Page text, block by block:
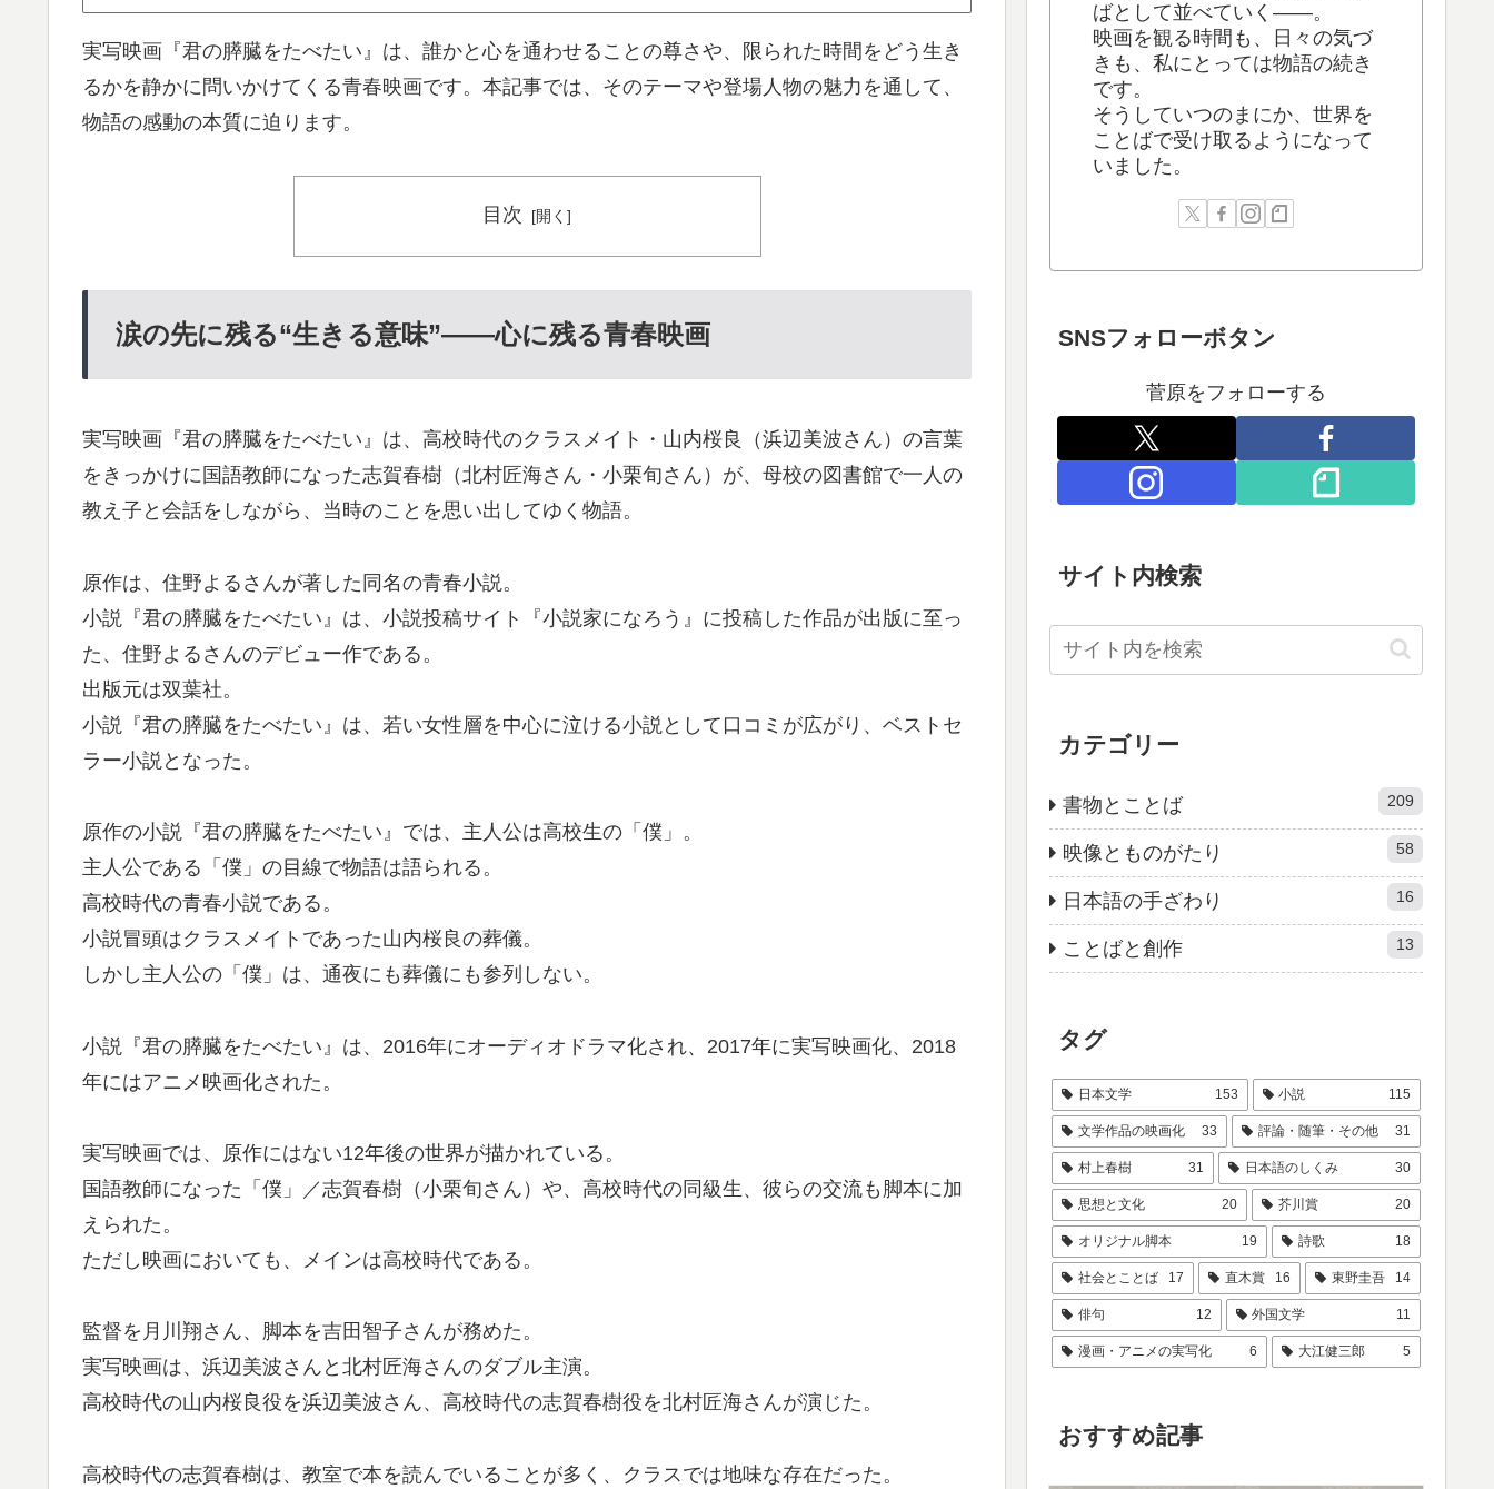
実写映画『君の膵臓をたべたい』は、誰かと心を通わせることの尊さや、限られた時間をどう生き
るかを静かに問いかけてくる青春映画です。本記事では、そのテーマや登場人物の魅力を通して、
物語の感動の本質に迫ります。
目次
涙の先に残る“生きる意味”――心に残る青春映画
実写映画『君の膵臓をたべたい』は、高校時代のクラスメイト・山内桜良（浜辺美波さん）の言葉
をきっかけに国語教師になった志賀春樹（北村匠海さん・小栗旬さん）が、母校の図書館で一人の
教え子と会話をしながら、当時のことを思い出してゆく物語。
原作は、住野よるさんが著した同名の青春小説。
小説『君の膵臓をたべたい』は、小説投稿サイト『小説家になろう』に投稿した作品が出版に至っ
た、住野よるさんのデビュー作である。
出版元は双葉社。
小説『君の膵臓をたべたい』は、若い女性層を中心に泣ける小説として口コミが広がり、ベストセ
ラー小説となった。
原作の小説『君の膵臓をたべたい』では、主人公は高校生の「僕」。
主人公である「僕」の目線で物語は語られる。
高校時代の青春小説である。
小説冒頭はクラスメイトであった山内桜良の葬儀。
しかし主人公の「僕」は、通夜にも葬儀にも参列しない。
小説『君の膵臓をたべたい』は、2016年にオーディオドラマ化され、2017年に実写映画化、2018
年にはアニメ映画化された。
実写映画では、原作にはない12年後の世界が描かれている。
国語教師になった「僕」／志賀春樹（小栗旬さん）や、高校時代の同級生、彼らの交流も脚本に加
えられた。
ただし映画においても、メインは高校時代である。
監督を月川翔さん、脚本を吉田智子さんが務めた。
実写映画は、浜辺美波さんと北村匠海さんのダブル主演。
高校時代の山内桜良役を浜辺美波さん、高校時代の志賀春樹役を北村匠海さんが演じた。
高校時代の志賀春樹は、教室で本を読んでいることが多く、クラスでは地味な存在だった。
ばとして並べていく――。
映画を観る時間も、日々の気づ
きも、私にとっては物語の続き
です。
そうしていつのまにか、世界を
ことばで受け取るようになって
いました。
SNSフォローボタン
菅原をフォローする
サイト内検索
カテゴリー
書物とことば 209
映像とものがたり 58
日本語の手ざわり 16
ことばと創作 13
タグ
日本文学 153 小説 115
文学作品の映画化 33 評論・随筆・その他 31
村上春樹 31 日本語のしくみ 30
思想と文化 20 芥川賞 20
オリジナル脚本 19 詩歌 18
社会とことば 17 直木賞 16 東野圭吾 14
俳句 12 外国文学 11
漫画・アニメの実写化 6 大江健三郎 5
おすすめ記事